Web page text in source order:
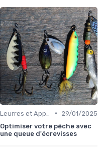
•
29/01/2025
Optimiser votre pêche avec
une queue d'écrevisses